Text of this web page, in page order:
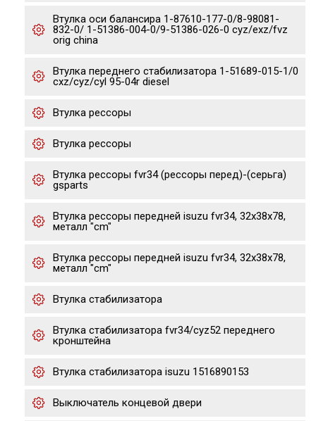
Втулка оси балансира 1-87610-177-0/8-98081-
832-0/ 1-51386-004-0/9-51386-026-0 cyz/exz/fvz
orig china
Втулка переднего стабилизатора 1-51689-015-1/0
cxz/cyz/cyl 95-04r diesel
Втулка рессоры
Втулка рессоры
Втулка рессоры fvr34 (рессоры перед)-(серьга)
gsparts
Втулка рессоры передней isuzu fvr34, 32x38x78,
металл "cm"
Втулка рессоры передней isuzu fvr34, 32x38x78,
металл "cm"
Втулка стабилизатора
Втулка стабилизатора fvr34/cyz52 переднего
кронштейна
Втулка стабилизатора isuzu 1516890153
Выключатель концевой двери